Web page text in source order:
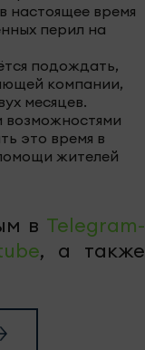
настоящее время
перил на
подождать,
компании,
месяцев.
возможностями
это время в
жителей
в Telegram-
, а также